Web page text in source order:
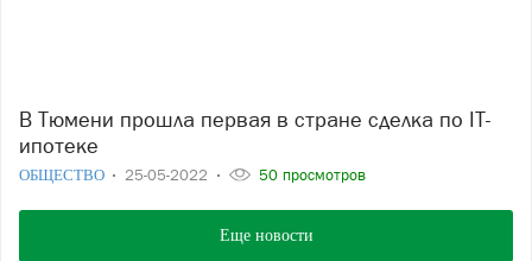
В Тюмени прошла первая в стране сделка по IT-
ипотеке
ОБЩЕСТВО 25-05-2022 50 просмотров
Еще новости